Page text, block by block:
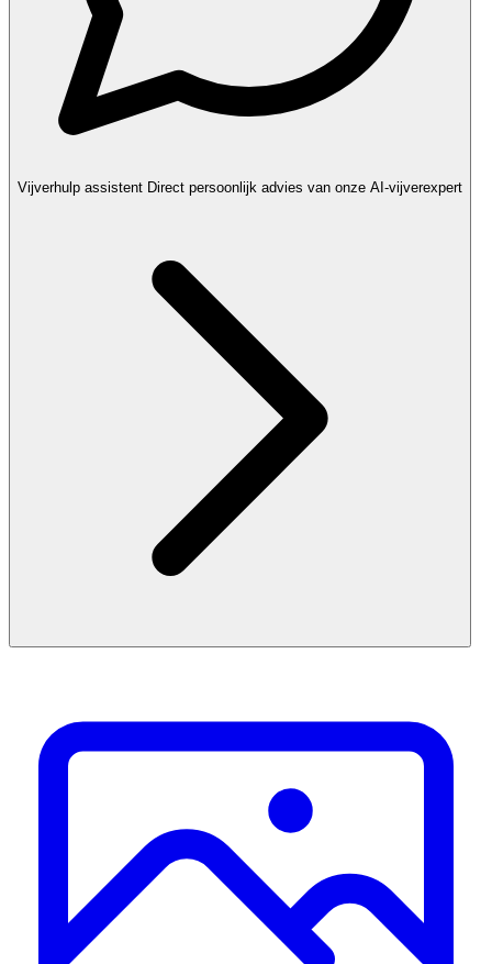
Vijverhulp assistent Direct persoonlijk advies van onze AI-vijverexpert